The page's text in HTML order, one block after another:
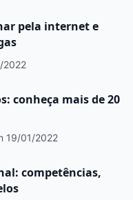
pela internet e
2022
conheça mais de 20
19/01/2022
competências,